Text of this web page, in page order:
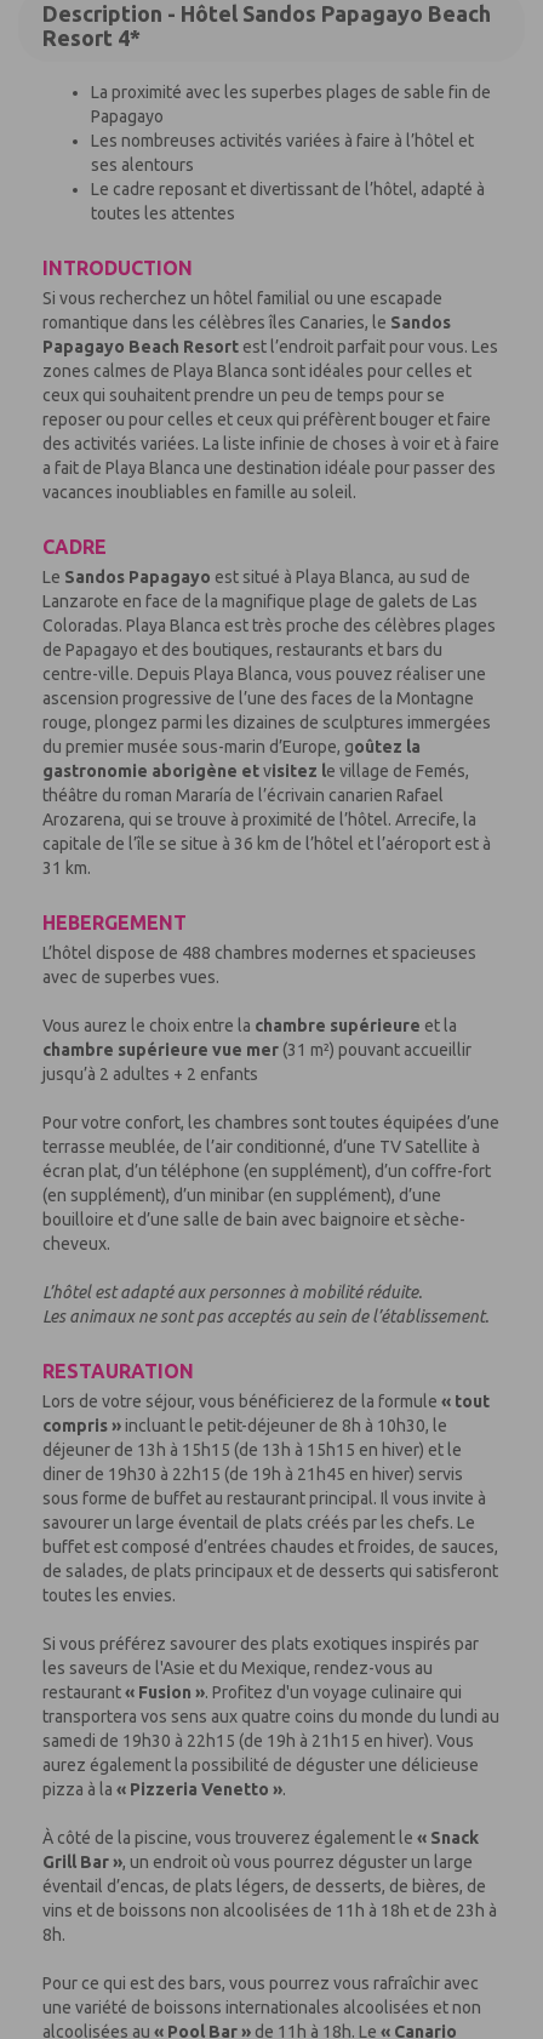
Description - Hôtel Sandos Papagayo Beach
Resort 4*
La proximité avec les superbes plages de sable fin de
Papagayo
Les nombreuses activités variées à faire à l’hôtel et
ses alentours
Le cadre reposant et divertissant de l’hôtel, adapté à
toutes les attentes
INTRODUCTION
Si vous recherchez un hôtel familial ou une escapade
romantique dans les célèbres îles Canaries, le Sandos
Papagayo Beach Resort est l’endroit parfait pour vous. Les
zones calmes de Playa Blanca sont idéales pour celles et
ceux qui souhaitent prendre un peu de temps pour se
reposer ou pour celles et ceux qui préfèrent bouger et faire
des activités variées. La liste infinie de choses à voir et à faire
a fait de Playa Blanca une destination idéale pour passer des
vacances inoubliables en famille au soleil.
CADRE
Le Sandos Papagayo est situé à Playa Blanca, au sud de
Lanzarote en face de la magnifique plage de galets de Las
Coloradas. Playa Blanca est très proche des célèbres plages
de Papagayo et des boutiques, restaurants et bars du
centre-ville. Depuis Playa Blanca, vous pouvez réaliser une
ascension progressive de l’une des faces de la Montagne
rouge, plongez parmi les dizaines de sculptures immergées
du premier musée sous-marin d’Europe, goûtez la
gastronomie aborigène etvisitez le village de Femés,
théâtre du roman Mararía de l’écrivain canarien Rafael
Arozarena, qui se trouve à proximité de l’hôtel. Arrecife, la
capitale de l’île se situe à 36 km de l’hôtel et l’aéroport est à
31 km.
HEBERGEMENT
L’hôtel dispose de 488 chambres modernes et spacieuses
avec de superbes vues.
Vous aurez le choix entre la chambre supérieure et la
chambre supérieure vue mer(31 m²) pouvant accueillir
jusqu’à 2 adultes + 2 enfants
Pour votre confort, les chambres sont toutes équipées d’une
terrasse meublée, de l’air conditionné, d’une TV Satellite à
écran plat, d’un téléphone (en supplément), d’un coffre-fort
(en supplément), d’un minibar (en supplément), d’une
bouilloire et d’une salle de bain avec baignoire et sèche-
cheveux.
L’hôtel est adapté aux personnes à mobilité réduite.
Les animaux ne sont pas acceptés au sein de l’établissement.
RESTAURATION
Lors de votre séjour, vous bénéficierez de la formule « tout
compris »incluant le petit-déjeuner de 8h à 10h30, le
déjeuner de 13h à 15h15 (de 13h à 15h15 en hiver) et le
diner de 19h30 à 22h15 (de 19h à 21h45 en hiver) servis
sous forme de buffet au restaurant principal. Il vous invite à
savourer un large éventail de plats créés par les chefs. Le
buffet est composé d’entrées chaudes et froides, de sauces,
de salades, de plats principaux et de desserts qui satisferont
toutes les envies.
Si vous préférez savourer des plats exotiques inspirés par
les saveurs de l'Asie et du Mexique, rendez-vous au
restaurant« Fusion ». Profitez d'un voyage culinaire qui
transportera vos sens aux quatre coins du monde du lundi au
samedi de 19h30 à 22h15 (de 19h à 21h15 en hiver). Vous
aurez également la possibilité de déguster une délicieuse
pizza à la « Pizzeria Venetto ».
À côté de la piscine, vous trouverez également le « Snack
Grill Bar », un endroit où vous pourrez déguster un large
éventail d’encas, de plats légers, de desserts, de bières, de
vins et de boissons non alcoolisées de 11h à 18h et de 23h à
8h.
Pour ce qui est des bars, vous pourrez vous rafraîchir avec
une variété de boissons internationales alcoolisées et non
alcoolisées au « Pool Bar » de 11h à 18h. Le « Canario